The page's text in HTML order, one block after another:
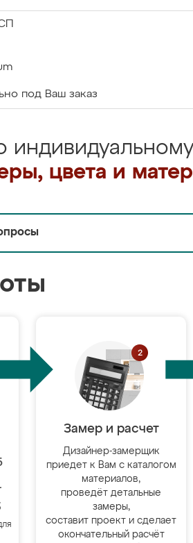
под Ваш заказ
цвета и
Замер и расчет
Дизайнер-замерщик
приедет к Вам с каталогом
материалов,
проведёт детальные
замеры,
составит проект и сделает
окончательный расчёт